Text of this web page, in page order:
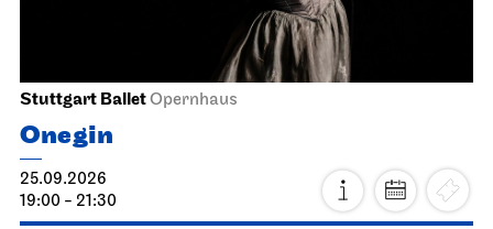
Stuttgart BalletOpernhaus
Onegin
25.09.2026
19:00 - 21:30